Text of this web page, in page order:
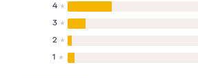
4
3
2
1